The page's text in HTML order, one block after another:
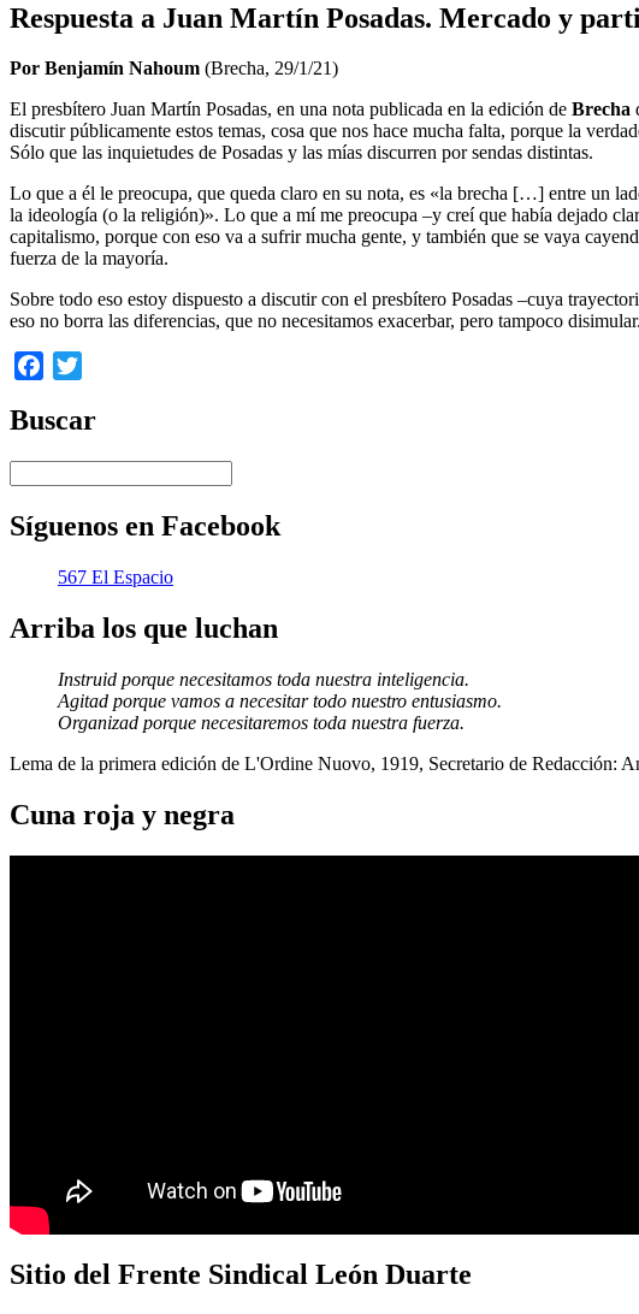
Respuesta a Juan Martín Posadas. Mercado y
Por Benjamín Nahoum (Brecha, 29/1/21)
El presbítero Juan Martín Posadas, en una nota publicada en la edición de Brecha
discutir públicamente estos temas, cosa que nos hace mucha falta, porque la
Sólo que las inquietudes de Posadas y las mías discurren por sendas distintas.
Lo que a él le preocupa, que queda claro en su nota, es «la brecha […] entre un
la ideología (o la religión)». Lo que a mí me preocupa –y creí que había dejado
capitalismo, porque con eso va a sufrir mucha gente, y también que se vaya
fuerza de la mayoría.
Sobre todo eso estoy dispuesto a discutir con el presbítero Posadas –cuya
eso no borra las diferencias, que no necesitamos exacerbar, pero tampoco
Facebook
Buscar
Síguenos en Facebook
567 El Espacio
Arriba los que luchan
Instruid porque necesitamos toda nuestra inteligencia.
Agitad porque vamos a necesitar todo nuestro entusiasmo.
Organizad porque necesitaremos toda nuestra fuerza.
Lema de la primera edición de L'Ordine Nuovo, 1919, Secretario de Redacción:
Cuna roja y negra
Sitio del Frente Sindical León Duarte